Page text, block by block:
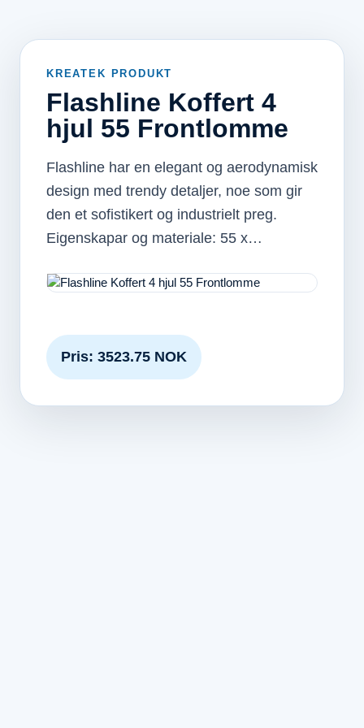
KREATEK PRODUKT
Flashline Koffert 4
hjul 55 Frontlomme
Flashline har en elegant og aerodynamisk
design med trendy detaljer, noe som gir
den et sofistikert og industrielt preg.
Eigenskapar og materiale: 55 x…
Pris: 3523.75 NOK